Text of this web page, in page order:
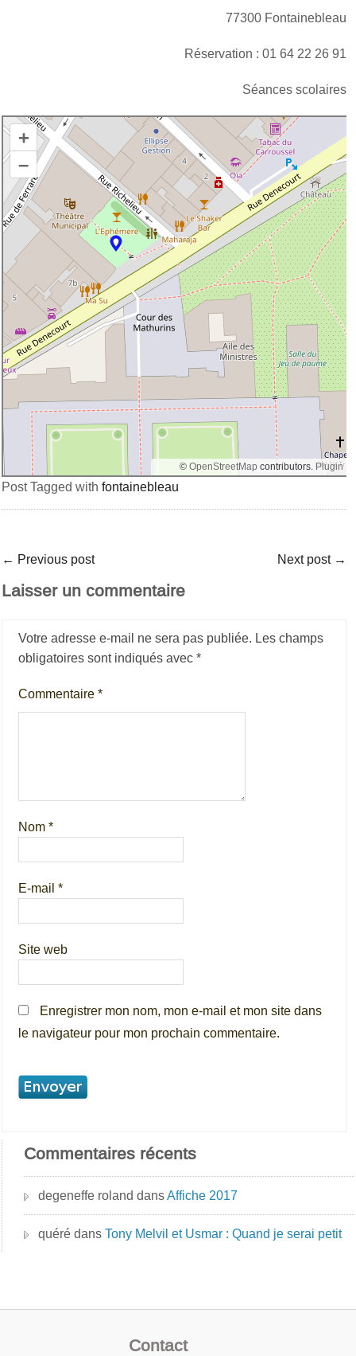
77300 Fontainebleau
Réservation : 01 64 22 26 91
Séances scolaires
+
–
© OpenStreetMap contributors.Plugin
Post Tagged withfontainebleau
← Previous post Next post →
Laisser un commentaire
Votre adresse e-mail ne sera pas publiée. Les champs
obligatoires sont indiqués avec*
Commentaire*
Nom*
E-mail*
Site web
Enregistrer mon nom, mon e-mail et mon site dans
le navigateur pour mon prochain commentaire.
Commentaires récents
degeneffe roland dansAffiche 2017
quéré dansTony Melvil et Usmar : Quand je serai petit
Contact